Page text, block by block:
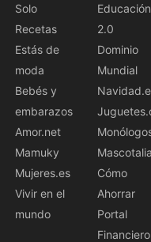
Solo
Recetas
Estás de
moda
Bebés y
embarazos
Amor.net
Mamuky
Mujeres.es
Vivir en el
mundo
Educación
2.0
Dominio
Mundial
Cómo
Ahorrar
Portal
Financiero